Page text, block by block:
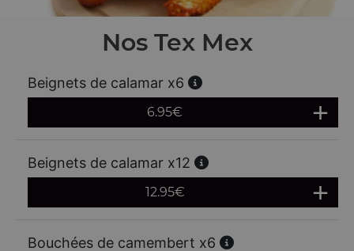
Nos Tex Mex
Beignets de calamar x6
6.95€
Beignets de calamar x12
12.95€
Bouchées de camembert x6